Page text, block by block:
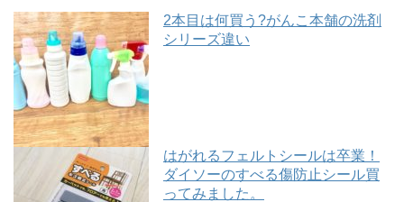
2本目は何買う?がんこ本舗の洗剤
シリーズ違い
はがれるフェルトシールは卒業！
ダイソーのすべる傷防止シール買
ってみました。